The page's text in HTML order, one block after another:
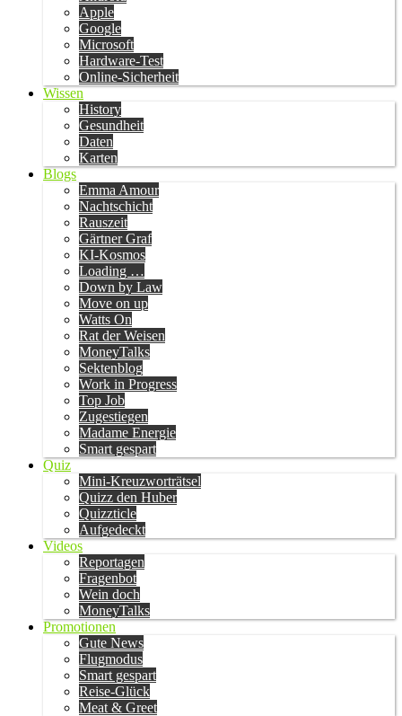
Apple
Google
Microsoft
Hardware-Test
Online-Sicherheit
Wissen
History
Gesundheit
Daten
Karten
Blogs
Emma Amour
Nachtschicht
Rauszeit
Gärtner Graf
KI-Kosmos
Loading …
Down by Law
Move on up
Watts On
Rat der Weisen
MoneyTalks
Sektenblog
Work in Progress
Top Job
Zugestiegen
Madame Energie
Smart gespart
Quiz
Mini-Kreuzworträtsel
Quizz den Huber
Quizzticle
Aufgedeckt
Videos
Reportagen
Fragenbot
Wein doch
MoneyTalks
Promotionen
Gute News
Flugmodus
Smart gespart
Reise-Glück
Meat & Greet